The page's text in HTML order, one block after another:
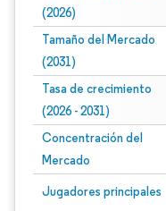
(2026)
Tamaño del Mercado
(2031)
Tasa de crecimiento
(2026 - 2031)
Concentración del
Mercado
Jugadores principales
Imagen © Mordor